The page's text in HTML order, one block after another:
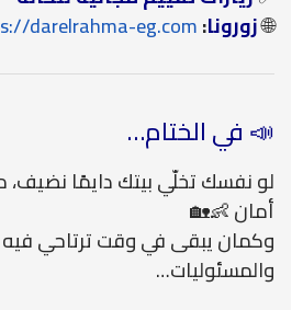
🌐زورونا:
darelrahma-eg.com
📣 في الختام…
لو نفسك تخلّي بيتك دايمًا نضيف،
أمان 👶🏡
وكمان يبقى في وقت ترتاحي
والمسئوليات…